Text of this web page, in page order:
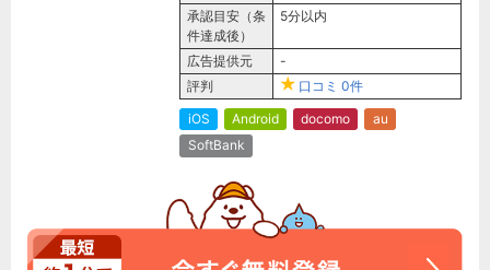
承認目安（条
件達成後）
5分以内
広告提供元
-
評判
口コミ 0件
iOS
Android docomo
au
SoftBank